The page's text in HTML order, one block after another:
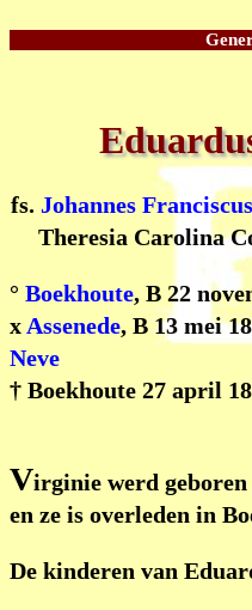
fs.Johannes
Theresia Carolina
° Boekhoute, B 22
xAssenede, B 13 mei
Neve
† Boekhoute 27 april
Virginie werd geboren
en ze is overleden in
De kinderen van